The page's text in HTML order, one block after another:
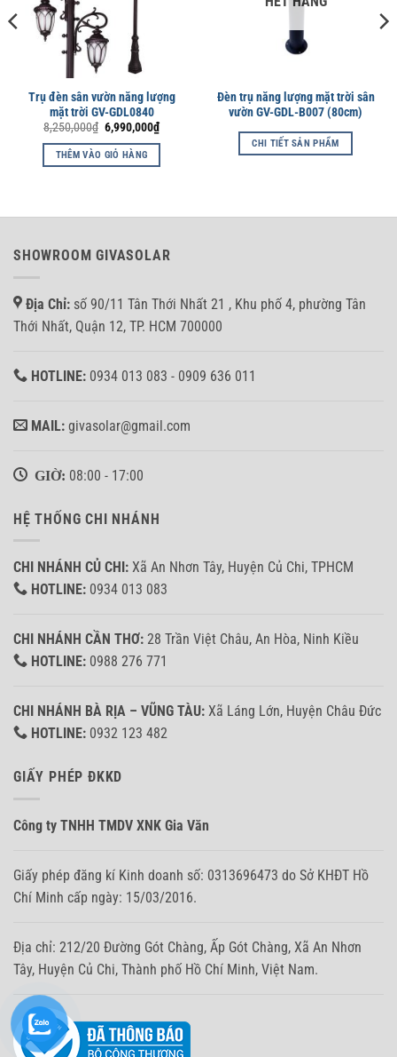
Trụ đèn sân vườn năng lượng
mặt trời GV-GDL0840
8,250,000₫ Giá
gốc
là:
8,250,000₫.
6,990,000₫Giá
hiện
THÊM VÀO GIỎ HÀNG
Đèn trụ năng lượng mặt trời sân
vườn GV-GDL-B007 (80cm)
CHI TIẾT SẢN PHẨM
SHOWROOM GIVASOLAR
Địa Chỉ: số 90/11 Tân Thới Nhất 21 , Khu phố 4, phường Tân
Thới Nhất, Quận 12, TP. HCM 700000
HOTLINE: 0934 013 083 - 0909 636 011
MAIL: givasolar@gmail.com
GIỜ: 08:00 - 17:00
HỆ THỐNG CHI NHÁNH
CHI NHÁNH CỦ CHI: Xã An Nhơn Tây, Huyện Củ Chi, TPHCM
HOTLINE: 0934 013 083
CHI NHÁNH CẦN THƠ: 28 Trần Việt Châu, An Hòa, Ninh Kiều
HOTLINE: 0988 276 771
CHI NHÁNH BÀ RỊA – VŨNG TÀU: Xã Láng Lớn, Huyện Châu Đức
HOTLINE: 0932 123 482
GIẤY PHÉP ĐKKD
Công ty TNHH TMDV XNK Gia Văn
Giấy phép đăng kí Kinh doanh số: 0313696473 do Sở KHĐT Hồ
Chí Minh cấp ngày: 15/03/2016.
Địa chỉ: 212/20 Đường Gót Chàng, Ấp Gót Chàng, Xã An Nhơn
Tây, Huyện Củ Chi, Thành phố Hồ Chí Minh, Việt Nam.